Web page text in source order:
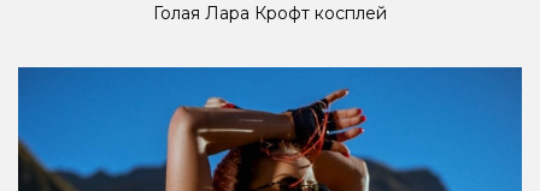
Голая Лара Крофт косплей